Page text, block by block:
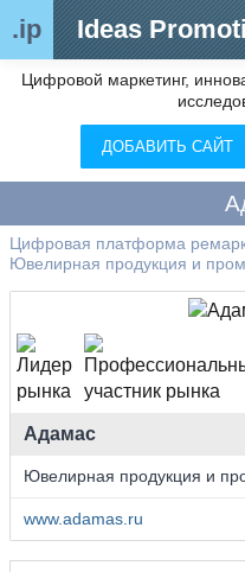
.ip Ideas
Сегменты рынка
Цифровой ремаркетинг
Видео
О нас
Цифровой маркетинг,
ДОБАВИТЬ САЙТ
Цифровая платформа
Ювелирная продукция и
Адамас
Ювелирная продукция и
www.adamas.ru